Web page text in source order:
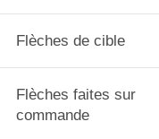
Flèches de cible
Flèches faites sur
commande